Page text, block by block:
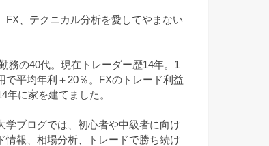
FX、テクニカル分析を愛してやまない
務の40代。現在トレーダー歴14年。1
で平均年利＋20％。FXのトレード利益
年に家を建てました。
学ブログでは、初心者や中級者に向け
情報、相場分析、トレードで勝ち続け